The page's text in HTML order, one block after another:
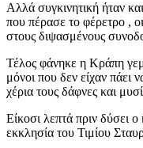
Αλλά συγκινητική ήταν
που πέρασε το φέρετρο ,
στους διψασμένους
Τέλος φάνηκε η Κράπη
μόνοι που δεν είχαν πάει
χέρια τους δάφνες και
Είκοσι λεπτά πριν δύσει
εκκλησία του Τιμίου